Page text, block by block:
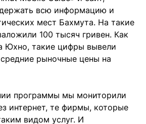
всю информацию и
мест Бахмута. На такие
100 тысяч гривен. Как
Юхно, такие цифры вывели
рыночные цены на
программы мы мониторили
интернет, те фирмы, которые
видом услуг. И